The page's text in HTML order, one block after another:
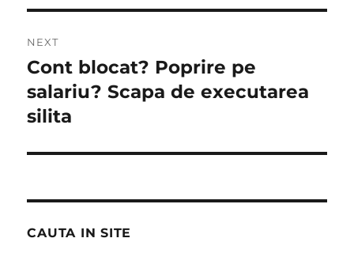
NEXT
Next
post:
Cont blocat? Poprire pe
salariu? Scapa de executarea
silita
CAUTA IN SITE